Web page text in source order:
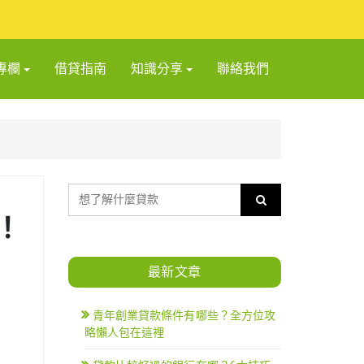
欄 借貸指南 知識分享 聯絡我們
最新文章
青年創業貸款條件有哪些？全方位攻
略懶人包在這裡